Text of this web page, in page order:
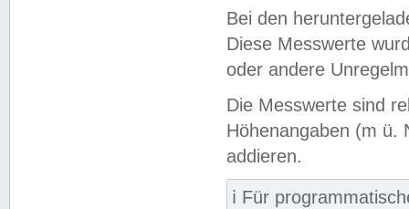
Bei den
Diese Messwerte
oder andere
Die Messwerte sind
Höhenangaben (m ü.
addieren.
ℹ️ Für